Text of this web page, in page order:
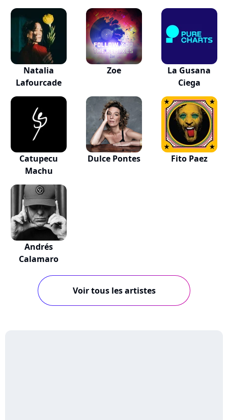
Natalia
Lafourcade
Zoe
La Gusana
Ciega
Catupecu
Machu
Dulce Pontes Fito Paez
Andrés
Calamaro
Voir tous les artistes